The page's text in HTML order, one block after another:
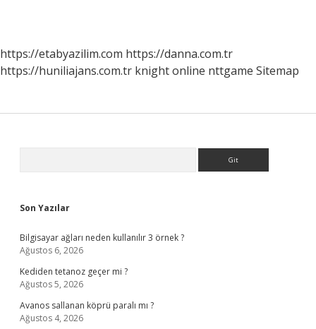
https://etabyazilim.com https://danna.com.tr
https://huniliajans.com.tr knight online nttgame Sitemap
Son Yazılar
Bilgisayar ağları neden kullanılır 3 örnek ?
Ağustos 6, 2026
Kediden tetanoz geçer mi ?
Ağustos 5, 2026
Avanos sallanan köprü paralı mı ?
Ağustos 4, 2026